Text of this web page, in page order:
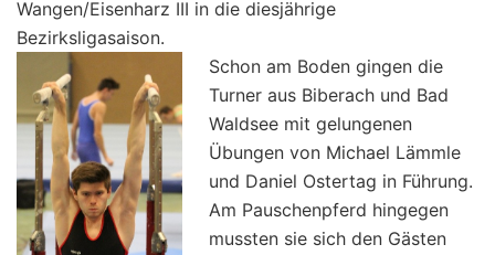
Wangen/Eisenharz III in die diesjährige
Bezirksligasaison.
Schon am Boden gingen die
Turner aus Biberach und Bad
Waldsee mit gelungenen
Übungen von Michael Lämmle
und Daniel Ostertag in Führung.
Am Pauschenpferd hingegen
mussten sie sich den Gästen